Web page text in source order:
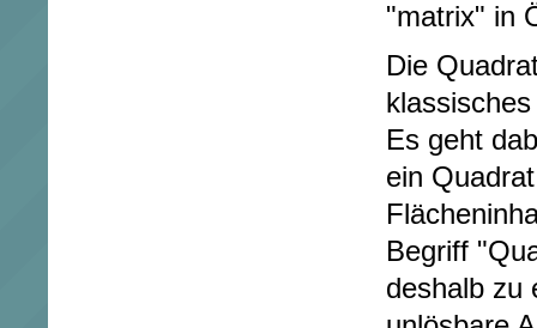
"matrix" in
Die
Es geht
ein
Begriff
deshalb zu